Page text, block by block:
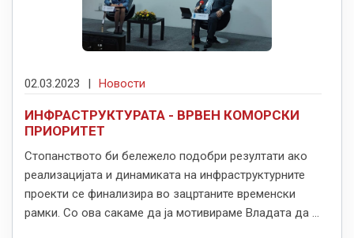
02.03.2023 | Новости
ИНФРАСТРУКТУРАТА - ВРВЕН КОМОРСКИ
ПРИОРИТЕТ
Стопанството би бележело подобри резултати ако
реализацијата и динамиката на инфраструктурните
проекти се финализира во зацртаните временски
рамки. Со ова сакаме да ја мотивираме Владата да ...